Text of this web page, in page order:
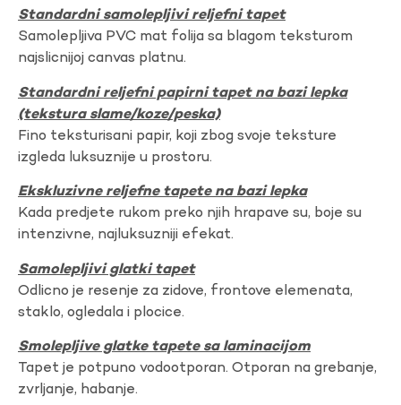
Standardni samolepljivi reljefni tapet
Samolepljiva PVC mat folija sa blagom teksturom
najslicnijoj canvas platnu.
Standardni reljefni papirni tapet na bazi lepka
(tekstura slame/koze/peska)
Fino teksturisani papir, koji zbog svoje teksture
izgleda luksuznije u prostoru.
Ekskluzivne reljefne tapete na bazi lepka
Kada predjete rukom preko njih hrapave su, boje su
intenzivne, najluksuzniji efekat.
Samolepljivi glatki tapet
Odlicno je resenje za zidove, frontove elemenata,
staklo, ogledala i plocice.
Smolepljive glatke tapete sa laminacijom
Tapet je potpuno vodootporan. Otporan na grebanje,
zvrljanje, habanje.